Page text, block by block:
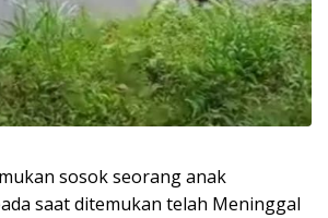
sosok seorang anak
saat ditemukan telah Meninggal